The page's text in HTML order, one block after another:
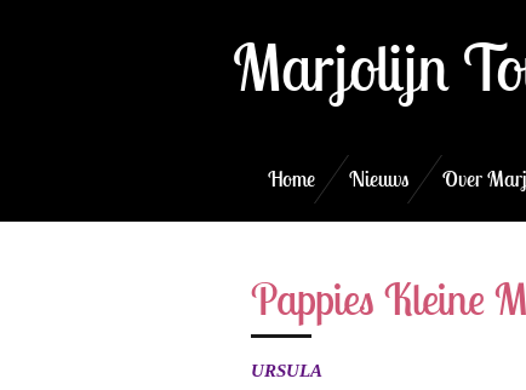
Marjolijn
Home Nieuws Over
Pappies Kleine
URSULA